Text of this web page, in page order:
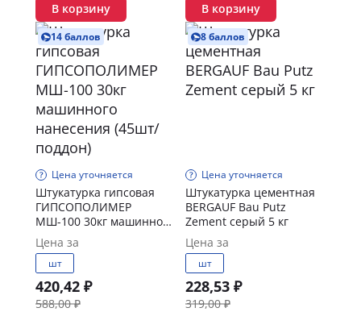
В корзину В корзину
14 баллов
Цена уточняется
Штукатурка гипсовая
ГИПСОПОЛИМЕР
МШ-100 30кг машинного
нанесения (45шт/
поддон)
Цена за
шт
420,42 ₽
588,00 ₽
8 баллов
Цена уточняется
Штукатурка цементная
BERGAUF Bau Putz
Zement серый 5 кг
Цена за
шт
228,53 ₽
319,00 ₽